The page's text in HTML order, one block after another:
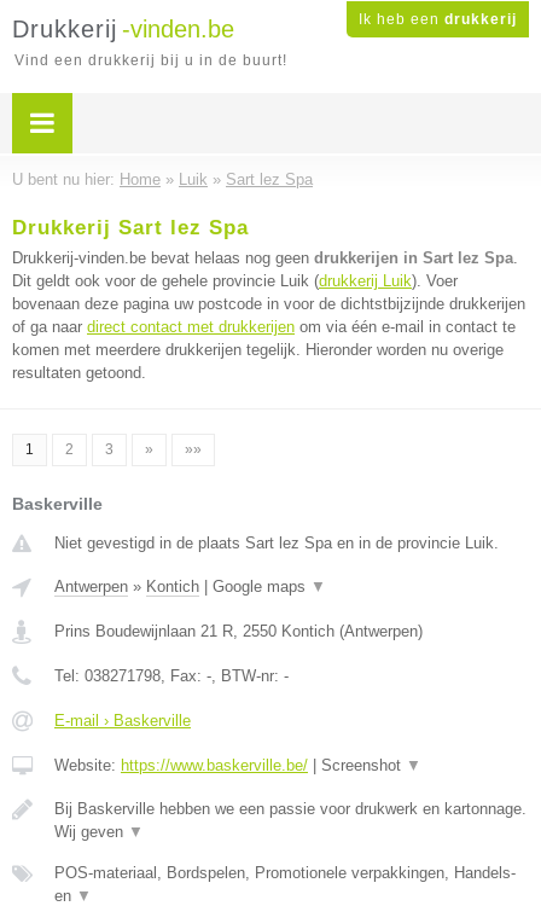
Ik heb een drukkerij
Drukkerij -vinden.be
Vind een drukkerij bij u in de buurt!
U bent nu hier: Home » Luik » Sart lez Spa
Drukkerij Sart lez Spa
Drukkerij-vinden.be bevat helaas nog geen drukkerijen in Sart lez Spa.
Dit geldt ook voor de gehele provincie Luik (drukkerij Luik). Voer
bovenaan deze pagina uw postcode in voor de dichtstbijzijnde drukkerijen
of ga naar direct contact met drukkerijen om via één e-mail in contact te
komen met meerdere drukkerijen tegelijk. Hieronder worden nu overige
resultaten getoond.
1 2 3 » »»
Baskerville
Niet gevestigd in de plaats Sart lez Spa en in de provincie Luik.
Antwerpen » Kontich Google maps ▼
Prins Boudewijnlaan 21 R, 2550 Kontich (Antwerpen)
Tel: 038271798, Fax: -, BTW-nr: -
E-mail › Baskerville
Website: https://www.baskerville.be/ Screenshot ▼
Bij Baskerville hebben we een passie voor drukwerk en kartonnage.
Wij geven ▼
POS-materiaal, Bordspelen, Promotionele verpakkingen, Handels-
en ▼